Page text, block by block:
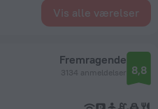
Vis alle værelser
Fremragende
3134 anmeldelser 8,8